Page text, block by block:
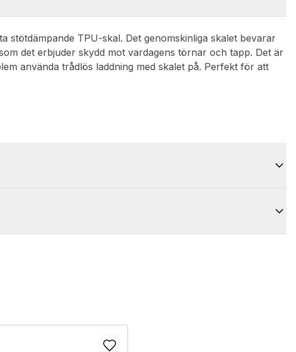
stötdämpande TPU-skal. Det genomskinliga skalet bevarar
det erbjuder skydd mot vardagens törnar och tapp. Det är
använda trådlös laddning med skalet på. Perfekt för att